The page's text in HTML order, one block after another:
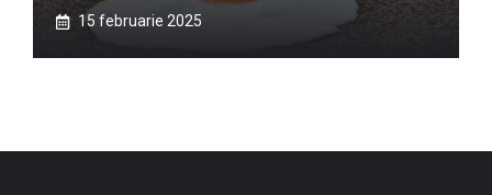
15 februarie 2025